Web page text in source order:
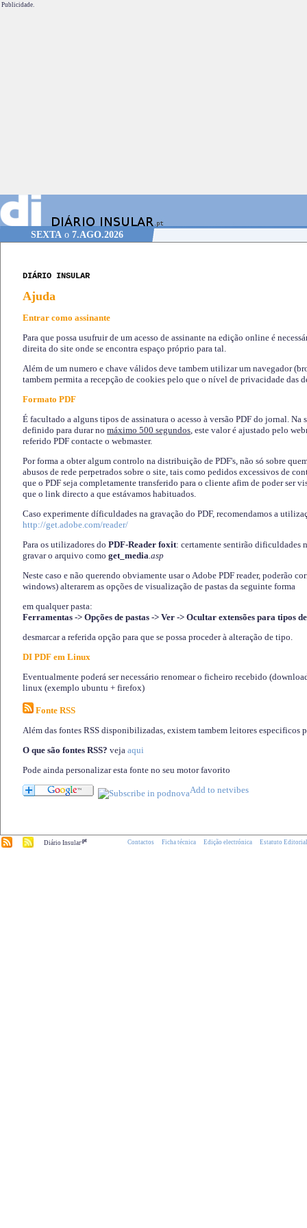
Publicidade.
SEXTA o 7.AGO.2026
DIÁRIO INSULAR
Ajuda
Entrar como assinante
Para que possa usufruir de um acesso de assinante na edição online é
direita do site onde se encontra espaço próprio para tal.
Além de um numero e chave válidos deve tambem utilizar um navegador
tambem permita a recepção de cookies pelo que o nível de privacidade das
Formato PDF
É facultado a alguns tipos de assinatura o acesso à versão PDF do jornal. Na
definido para durar no máximo 500 segundos, este valor é ajustado pelo
referido PDF contacte o webmaster.
Por forma a obter algum controlo na distribuição de PDF's, não só sobre
abusos de rede perpetrados sobre o site, tais como pedidos excessivos de
que o PDF seja completamente transferido para o cliente afim de poder ser
que o link directo a que estávamos habituados.
Caso experimente díficuldades na gravação do PDF, recomendamos a
http://get.adobe.com/reader/
Para os utilizadores do PDF-Reader foxit: certamente sentirão dificuldades
gravar o arquivo como get_media.asp
Neste caso e não querendo obviamente usar o Adobe PDF reader, poderão
windows) alterarem as opções de visualização de pastas da seguinte forma
em qualquer pasta:
Ferramentas -> Opções de pastas -> Ver -> Ocultar extensões para tipos
desmarcar a referida opção para que se possa proceder à alteração de tipo.
DI PDF em Linux
Eventualmente poderá ser necessário renomear o ficheiro recebido
linux (exemplo ubuntu + firefox)
Fonte RSS
Além das fontes RSS disponibilizadas, existem tambem leitores especificos
O que são fontes RSS? veja aqui
Pode ainda personalizar esta fonte no seu motor favorito
Diário Insular.pt Contactos Ficha técnica Edição electrónica Estatuto Editorial